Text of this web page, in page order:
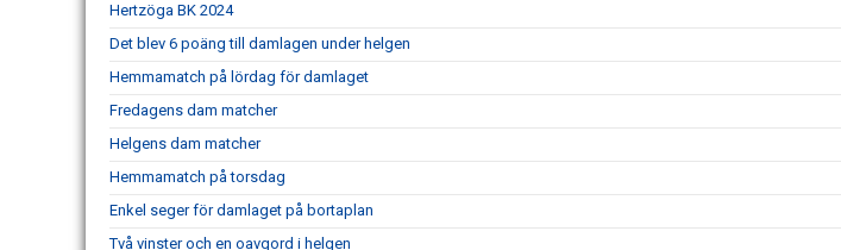
Hertzöga BK 2024
Det blev 6 poäng till damlagen under helgen
Hemmamatch på lördag för damlaget
Fredagens dam matcher
Helgens dam matcher
Hemmamatch på torsdag
Enkel seger för damlaget på bortaplan
Två vinster och en oavgord i helgen